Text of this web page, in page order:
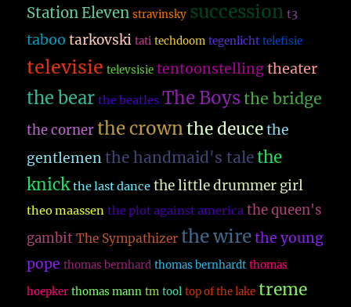
Station Eleven stravinsky succession t3
taboo tarkovski tati techdoom tegenlicht telefisie
televisie televsisie tentoonstelling theater
the bear the beatles The Boysthe bridge
the corner the crownthe deuce the
gentlemen the handmaid's talethe
knick the last dance the little drummer girl
theo maassen the plot against america the queen's
gambit The Sympathizer the wire the young
pope thomas bernhard thomas bernhardt thomas
hoepker thomas mann tm tool top of the lake treme